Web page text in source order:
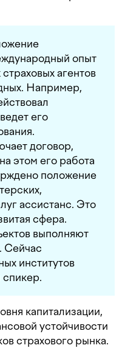
опыт
агентов
Например,
его
договор,
этом его работа
положение
ассистанс. Это
сфера.
выполняют
Сейчас
институтов
спикер.
капитализации,
устойчивости
страхового рынка.